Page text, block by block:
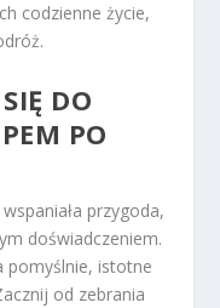
codzienne życie,
DO
PO
przygoda,
doświadczeniem.
pomyślnie, istotne
od zebrania